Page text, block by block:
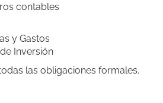
contables
y Gastos
Inversión
las obligaciones formales.